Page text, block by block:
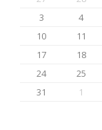
3
4
10
11
17
18
24
25
31
1